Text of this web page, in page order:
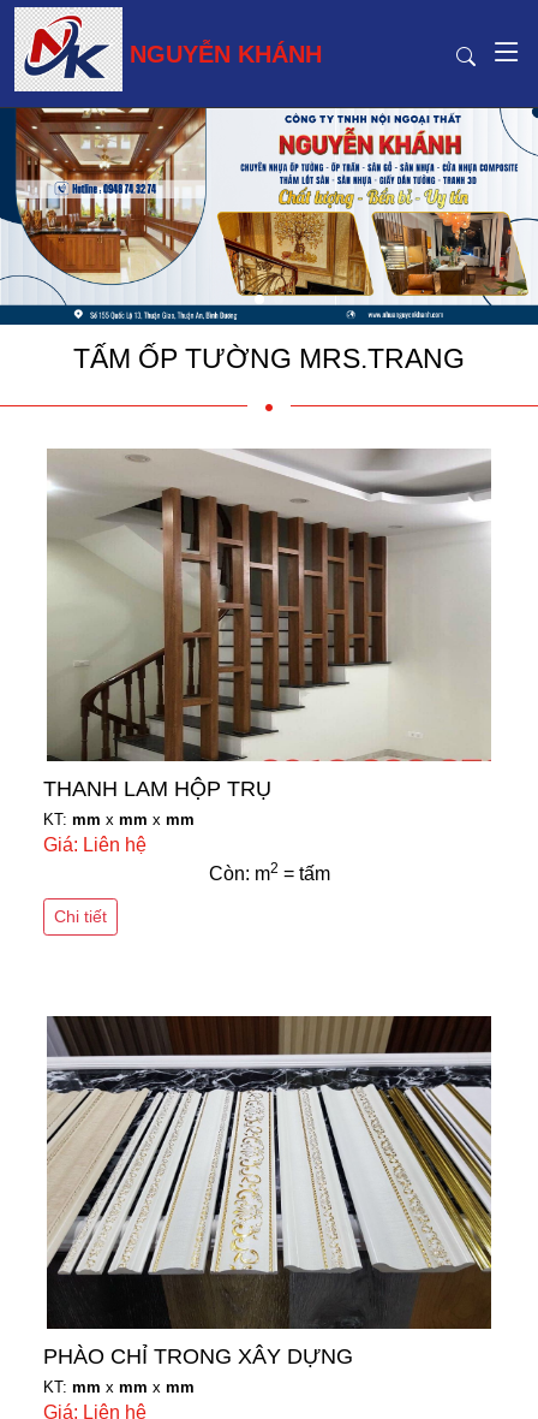
NGUYỄN KHÁNH
TẤM ỐP TƯỜNG MRS.TRANG
THANH LAM HỘP TRỤ
KT: mm x mm x mm
Giá: Liên hệ
Còn: m2 = tấm
Chi tiết
PHÀO CHỈ TRONG XÂY DỰNG
KT: mm x mm x mm
Giá: Liên hệ